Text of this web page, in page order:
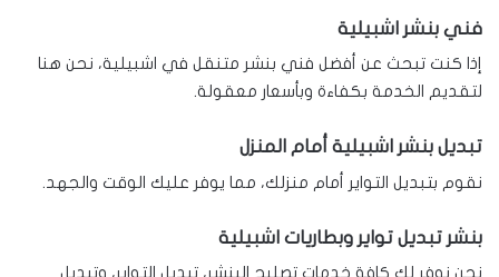
فني بنشر اشبيلية
إذا كنت تبحث عن أفضل فني بنشر متنقل في اشبيلية، نحن هنا
لتقديم الخدمة بكفاءة وبأسعار معقولة.
تبديل بنشر اشبيلية أمام المنزل
نقوم بتبديل التواير أمام منزلك، مما يوفر عليك الوقت والجهد.
بنشر تبديل تواير وبطاريات اشبيلية
نحن نوفر لك كافة خدمات تصليح البنشر، تبديل التواير، وتبديل